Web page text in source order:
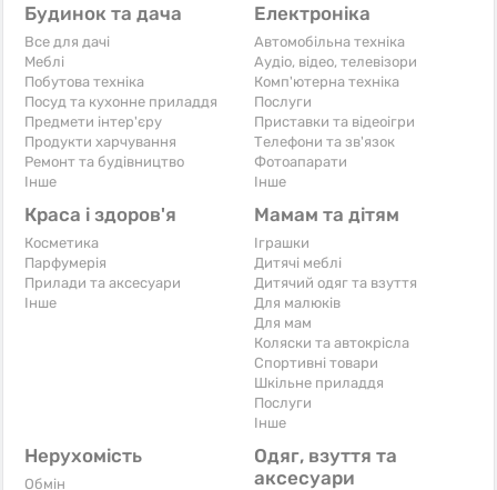
Будинок та дача
Все для дачі
Меблі
Побутова техніка
Посуд та кухонне приладдя
Предмети інтер'єру
Продукти харчування
Ремонт та будівництво
Iнше
Електроніка
Автомобільна техніка
Аудіо, відео, телевізори
Комп'ютерна техніка
Послуги
Приставки та відеоігри
Телефони та зв'язок
Фотоапарати
Iнше
Краса і здоров'я
Косметика
Парфумерія
Прилади та аксесуари
Iнше
Мамам та дітям
Іграшки
Дитячі меблі
Дитячий одяг та взуття
Для малюків
Для мам
Коляски та автокрісла
Спортивні товари
Шкільне приладдя
Послуги
Iнше
Нерухомість
Обмін
Одяг, взуття та
аксесуари